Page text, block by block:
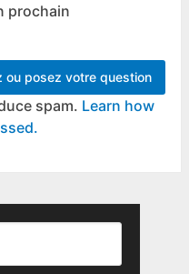
prochain
spam. Learn how